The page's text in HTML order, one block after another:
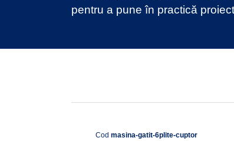
pentru a pune în practică
Codmasina-gatit-6plite-cuptor